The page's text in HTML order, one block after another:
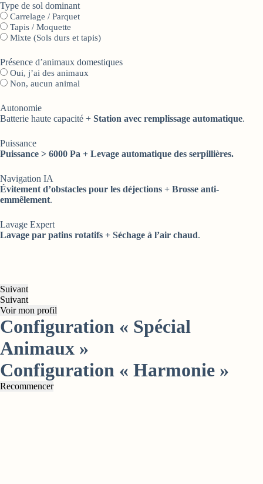
Type de sol dominant
Carrelage / Parquet
Tapis / Moquette
Mixte (Sols durs et tapis)
Présence d’animaux domestiques
Oui, j’ai des animaux
Non, aucun animal
Autonomie
Batterie haute capacité + Station avec remplissage automatique.
Puissance
Puissance > 6000 Pa + Levage automatique des serpillières.
Navigation IA
Évitement d’obstacles pour les déjections + Brosse anti-
emmêlement.
Lavage Expert
Lavage par patins rotatifs + Séchage à l’air chaud.
Suivant
Suivant
Voir mon profil
Configuration « Spécial
Animaux »
Configuration « Harmonie »
Recommencer